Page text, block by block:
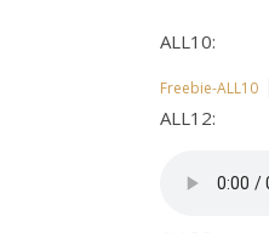
ALL10:
Freebie-ALL10
ALL12: